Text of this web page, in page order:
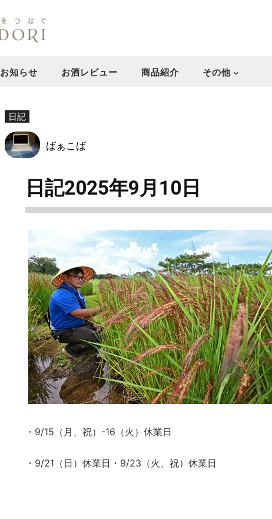
お知らせ お酒レビュー 商品紹介 その他
日記
ばぁこば
日記2025年9月10日
・9/15（月、祝）-16（火）休業日
・9/21（日）休業日・9/23（火、祝）休業日